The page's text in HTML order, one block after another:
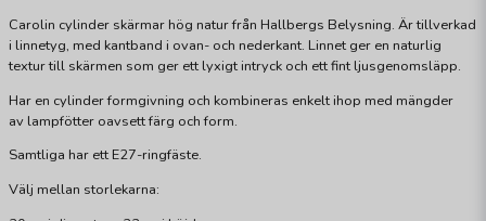
Carolin cylinder skärmar hög natur från Hallbergs Belysning. Är tillverkad
i linnetyg, med kantband i ovan- och nederkant. Linnet ger en naturlig
textur till skärmen som ger ett lyxigt intryck och ett fint ljusgenomsläpp.
Har en cylinder formgivning och kombineras enkelt ihop med mängder
av lampfötter oavsett färg och form.
Samtliga har ett E27-ringfäste.
Välj mellan storlekarna: